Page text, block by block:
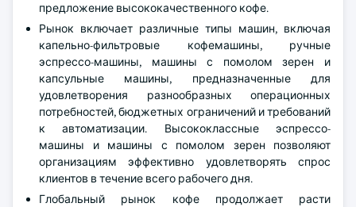
предложение высококачественного кофе.
Рынок включает различные типы машин, включая
капельно-фильтровые кофемашины, ручные
эспрессо-машины, машины с помолом зерен и
капсульные машины, предназначенные для
удовлетворения разнообразных операционных
потребностей, бюджетных ограничений и требований
к автоматизации. Высококлассные эспрессо-
машины и машины с помолом зерен позволяют
организациям эффективно удовлетворять спрос
клиентов в течение всего рабочего дня.
Глобальный рынок кофе продолжает расти